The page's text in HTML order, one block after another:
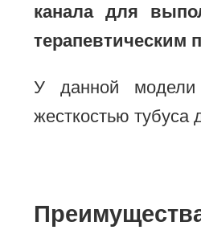
канала для
терапевтическим
У данной
жесткостью тубуса